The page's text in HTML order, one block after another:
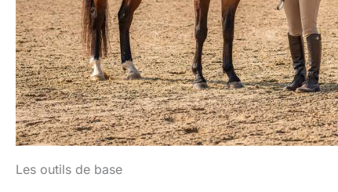
Les outils de base